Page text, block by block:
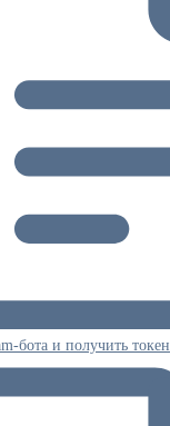
бота и получить токен